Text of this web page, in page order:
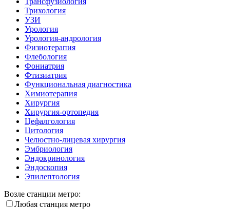
Трихология
УЗИ
Урология
Урология-андрология
Физиотерапия
Флебология
Фониатрия
Фтизиатрия
Функциональная диагностика
Химиотерапия
Хирургия
Хирургия-ортопедия
Цефалгология
Цитология
Челюстно-лицевая хирургия
Эмбриология
Эндокринология
Эндоскопия
Эпилептология
Возле станции метро:
Любая станция метро